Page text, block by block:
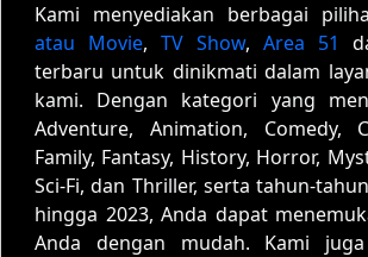
Kami menyediakan berbagai
atau Movie, TV Show, Area 51
terbaru untuk dinikmati dalam
kami. Dengan kategori yang
Adventure, Animation, Comedy,
Family, Fantasy, History, Horror,
Sci-Fi, dan Thriller, serta tahun-
hingga 2023, Anda dapat
Anda dengan mudah. Kami